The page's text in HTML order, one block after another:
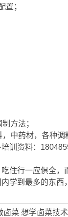
置；
方法；
中药材，各种
训资料：
住行一应俱全
学到最多的东西
卤菜 想学卤菜技术